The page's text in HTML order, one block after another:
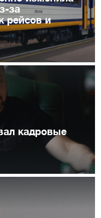
за
рейсов и
кадровые